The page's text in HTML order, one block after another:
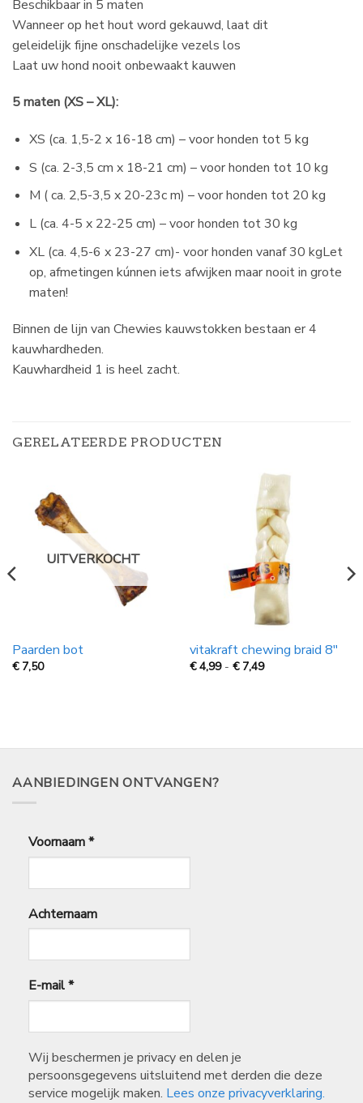
Beschikbaar in 5 maten
Wanneer op het hout word gekauwd, laat dit
geleidelijk fijne onschadelijke vezels los
Laat uw hond nooit onbewaakt kauwen
5 maten (XS – XL):
XS (ca. 1,5-2 x 16-18 cm) – voor honden tot 5 kg
S (ca. 2-3,5 cm x 18-21 cm) – voor honden tot 10 kg
M ( ca. 2,5-3,5 x 20-23c m) – voor honden tot 20 kg
L (ca. 4-5 x 22-25 cm) – voor honden tot 30 kg
XL (ca. 4,5-6 x 23-27 cm)- voor honden vanaf 30 kgLet
op, afmetingen kúnnen iets afwijken maar nooit in grote
maten!
Binnen de lijn van Chewies kauwstokken bestaan er 4
kauwhardheden.
Kauwhardheid 1 is heel zacht.
GERELATEERDE PRODUCTEN
UITVERKOCHT
Paarden bot
€ 7,50
vitakraft chewing braid 8″
€4,99 - € 7,49Prijsklasse:
AANBIEDINGEN ONTVANGEN?
Voornaam*
Achternaam
E-mail*
Wij beschermen je privacy en delen je
persoonsgegevens uitsluitend met derden die deze
service mogelijk maken. Lees onze privacyverklaring.